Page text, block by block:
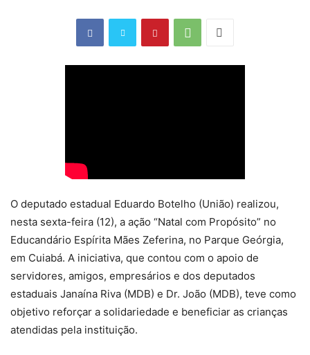
O deputado estadual Eduardo Botelho (União) realizou,
nesta sexta-feira (12), a ação “Natal com Propósito” no
Educandário Espírita Mães Zeferina, no Parque Geórgia,
em Cuiabá. A iniciativa, que contou com o apoio de
servidores, amigos, empresários e dos deputados
estaduais Janaína Riva (MDB) e Dr. João (MDB), teve como
objetivo reforçar a solidariedade e beneficiar as crianças
atendidas pela instituição.